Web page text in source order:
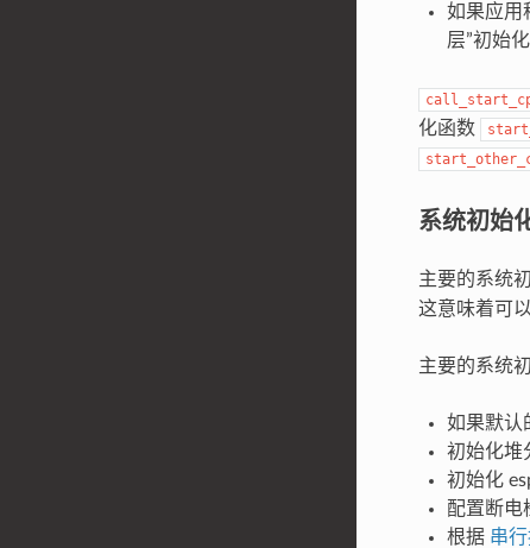
如果应用
层”初始
化函数
系统初始
主要的系统
这意味着可
主要的系统
如果默认
初始化堆
初始化
配置断电
根据 串